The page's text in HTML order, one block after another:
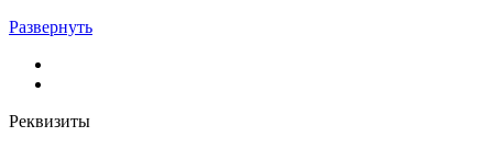
Развернуть
Реквизиты